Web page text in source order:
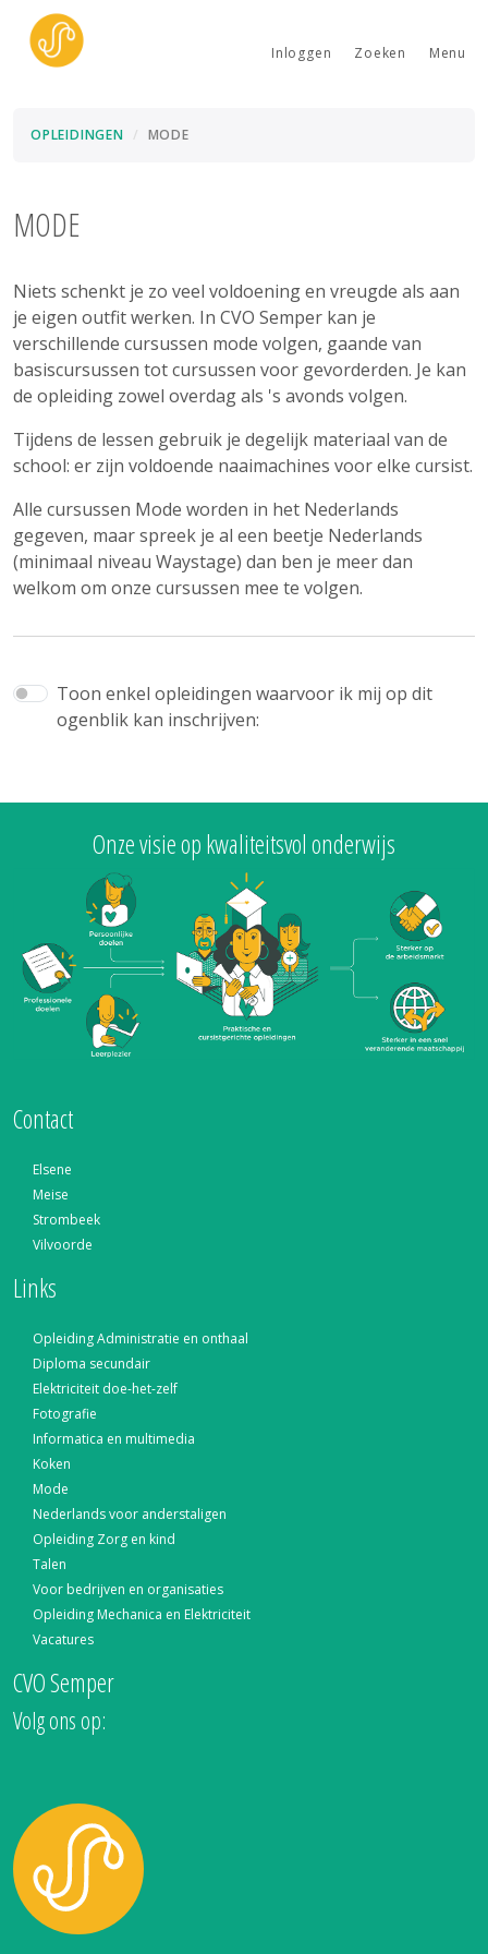
Inloggen Zoeken Menu
OPLEIDINGEN MODE
MODE
Niets schenkt je zo veel voldoening en vreugde als aan
je eigen outfit werken. In CVO Semper kan je
verschillende cursussen mode volgen, gaande van
basiscursussen tot cursussen voor gevorderden. Je kan
de opleiding zowel overdag als 's avonds volgen.
Tijdens de lessen gebruik je degelijk materiaal van de
school: er zijn voldoende naaimachines voor elke cursist.
Alle cursussen Mode worden in het Nederlands
gegeven, maar spreek je al een beetje Nederlands
(minimaal niveau Waystage) dan ben je meer dan
welkom om onze cursussen mee te volgen.
Toon enkel opleidingen waarvoor ik mij op dit
ogenblik kan inschrijven:
Onze visie op kwaliteitsvol onderwijs
Contact
Elsene
Meise
Strombeek
Vilvoorde
Links
Opleiding Administratie en onthaal
Diploma secundair
Elektriciteit doe-het-zelf
Fotografie
Informatica en multimedia
Koken
Mode
Nederlands voor anderstaligen
Opleiding Zorg en kind
Talen
Voor bedrijven en organisaties
Opleiding Mechanica en Elektriciteit
Vacatures
CVO Semper
Volg ons op: